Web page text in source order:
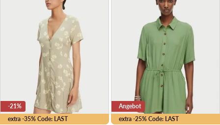
extra -35% Code: LAST
-21%
extra -25% Code: LAST
Angebot